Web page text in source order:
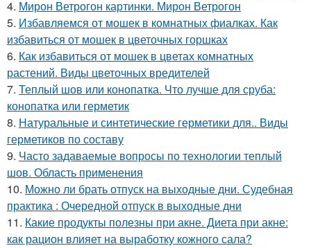
4. Мирон Ветрогон картинки. Мирон Ветрогон
5. Избавляемся от мошек в комнатных фиалках. Как
избавиться от мошек в цветочных горшках
6. Как избавиться от мошек в цветах комнатных
растений. Виды цветочных вредителей
7. Теплый шов или конопатка. Что лучше для сруба:
конопатка или герметик
8. Натуральные и синтетические герметики для.. Виды
герметиков по составу
9. Часто задаваемые вопросы по технологии теплый
шов. Область применения
10. Можно ли брать отпуск на выходные дни. Судебная
практика : Очередной отпуск в выходные дни
11. Какие продукты полезны при акне. Диета при акне:
как рацион влияет на выработку кожного сала?